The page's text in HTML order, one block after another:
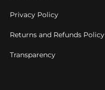
Privacy Policy
Returns and Refunds Policy
Transparency